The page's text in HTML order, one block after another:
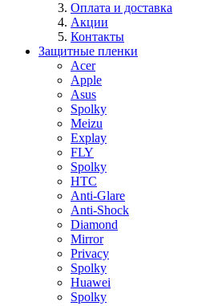
Оплата и доставка
Акции
Контакты
Защитные пленки
Acer
Apple
Asus
Spolky
Meizu
Explay
FLY
Spolky
HTC
Anti-Glare
Anti-Shock
Diamond
Mirror
Privacy
Spolky
Huawei
Spolky